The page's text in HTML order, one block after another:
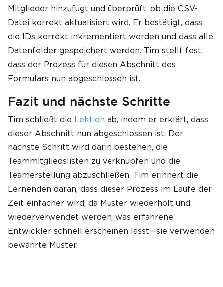
Mitglieder hinzufügt und überprüft, ob die CSV-
Datei korrekt aktualisiert wird. Er bestätigt, dass
die IDs korrekt inkrementiert werden und dass alle
Datenfelder gespeichert werden. Tim stellt fest,
dass der Prozess für diesen Abschnitt des
Formulars nun abgeschlossen ist.
Fazit und nächste Schritte
Tim schließt die Lektion ab, indem er erklärt, dass
dieser Abschnitt nun abgeschlossen ist. Der
nächste Schritt wird darin bestehen, die
Teammitgliedslisten zu verknüpfen und die
Teamerstellung abzuschließen. Tim erinnert die
Lernenden daran, dass dieser Prozess im Laufe der
Zeit einfacher wird, da Muster wiederholt und
wiederverwendet werden, was erfahrene
Entwickler schnell erscheinen lässt—sie verwenden
bewährte Muster.